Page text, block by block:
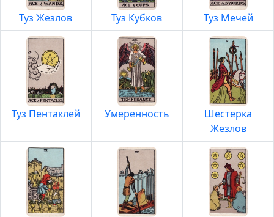
Туз Жезлов Туз Кубков Туз Мечей
Туз Пентаклей Умеренность
Шестерка
Жезлов